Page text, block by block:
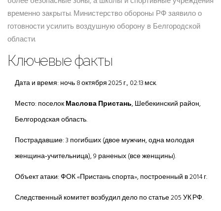
временно закрыты. Министерство обороны РФ заявило о
готовности усилить воздушную оборону в Белгородской
области.
Ключевые факты
Дата и время: ночь 8 октября 2025 г., 02:13 мск.
Место: поселокМаслова Пристань, Шебекинский район,
Белгородская область.
Пострадавшие: 3 погибших (двое мужчин, одна молодая
женщина‑учительница), 9 раненых (все женщины).
Объект атаки: ФОК «Пристань спорта», построенный в 2014 г.
Следственный комитет возбудил дело по статье 205 УК РФ.